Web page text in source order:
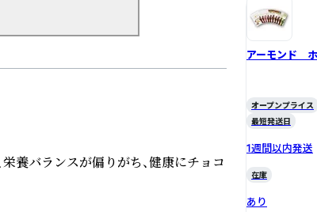
養バランスが偏りがち、健康にチョコ
アーモンド
オープンプライス
最短発送日
1週間以内発送
在庫
あり